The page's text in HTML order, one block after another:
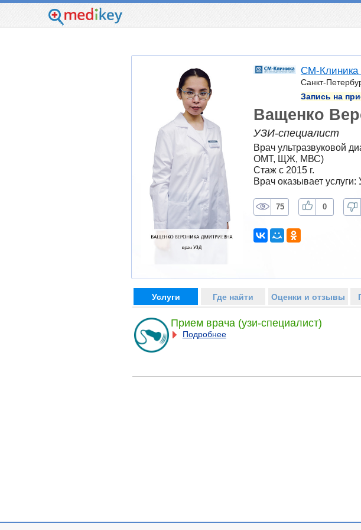
СМ-Клиника
Санкт-
Запись на
Ващенко
УЗИ-специалист
Врач ультразвуковой
ОМТ, ЩЖ, МВС)
Стаж с 2015 г.
Врач оказывает
75 0
Услуги Где найти Оценки и отзывы
Прием врача (узи-специалист)
Подробнее